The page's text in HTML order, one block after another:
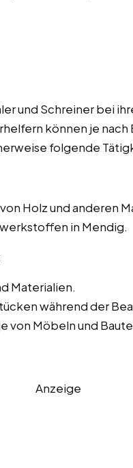
und Schreiner bei
können je
folgende
Holz und anderen
in Mendig.
Materialien.
während der
von Möbeln und
Anzeige